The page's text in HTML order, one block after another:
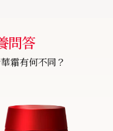
問答
霜有何不同？